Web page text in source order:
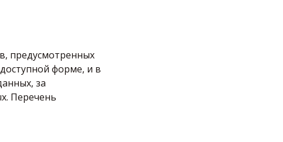
предусмотренных
форме, и в
за
Перечень